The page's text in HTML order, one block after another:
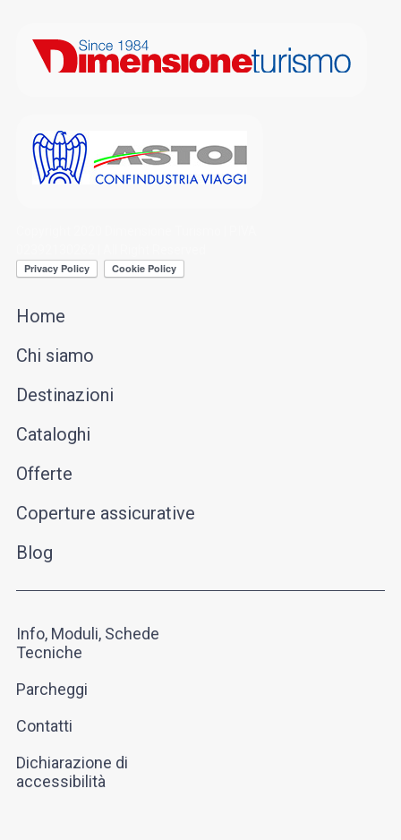
Home
Chi siamo
Destinazioni
Cataloghi
Offerte
Coperture assicurative
Blog
Info, Moduli, Schede
Tecniche
Parcheggi
Contatti
Dichiarazione di
accessibilità